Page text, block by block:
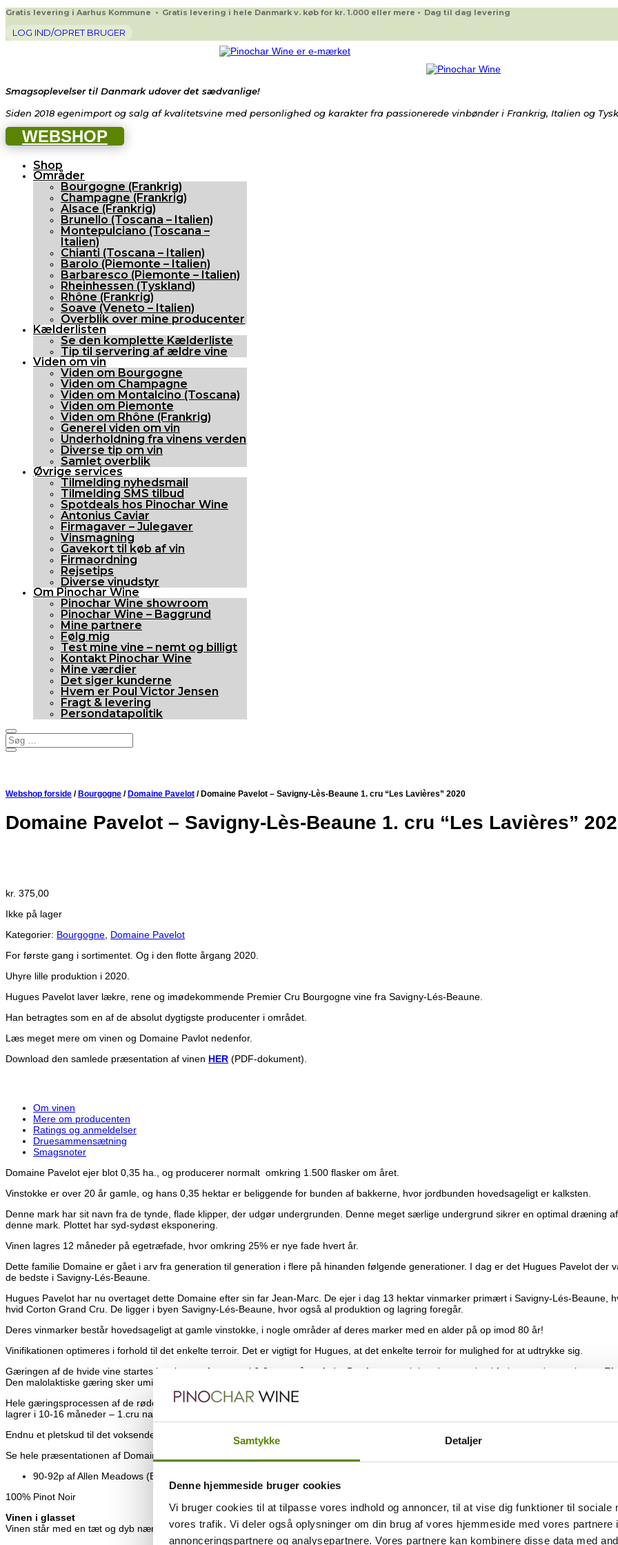
Samtykke Detaljer
Denne hjemmeside bruger cookies
Vi bruger cookies til at tilpasse vores indhold og annoncer, til at vise dig funktioner til sociale
vores trafik. Vi deler også oplysninger om din brug af vores hjemmeside med vores partnere
annonceringspartnere og analysepartnere. Vores partnere kan kombinere disse data med
Gratis levering i Aarhus Kommune • Gratis levering i hele Danmark v. køb for kr. 1.000 eller mere • Dag til dag levering
LOG IND/OPRET BRUGER
Smagsoplevelser til Danmark udover det sædvanlige!
Siden 2018 egenimport og salg af kvalitetsvine med personlighed og karakter fra passionerede vinbønder i Frankrig, Italien og
WEBSHOP
Shop
Områder
Bourgogne (Frankrig)
Champagne (Frankrig)
Alsace (Frankrig)
Brunello (Toscana – Italien)
Montepulciano (Toscana –
Italien)
Chianti (Toscana – Italien)
Barolo (Piemonte – Italien)
Barbaresco (Piemonte – Italien)
Rheinhessen (Tyskland)
Rhône (Frankrig)
Soave (Veneto – Italien)
Overblik over mine producenter
Kælderlisten
Se den komplette Kælderliste
Tip til servering af ældre vine
Viden om vin
Viden om Bourgogne
Viden om Champagne
Viden om Montalcino (Toscana)
Viden om Piemonte
Viden om Rhône (Frankrig)
Generel viden om vin
Underholdning fra vinens verden
Diverse tip om vin
Samlet overblik
Øvrige services
Tilmelding nyhedsmail
Tilmelding SMS tilbud
Spotdeals hos Pinochar Wine
Antonius Caviar
Firmagaver – Julegaver
Vinsmagning
Gavekort til køb af vin
Firmaordning
Rejsetips
Diverse vinudstyr
Om Pinochar Wine
Pinochar Wine showroom
Pinochar Wine – Baggrund
Mine partnere
Følg mig
Test mine vine – nemt og billigt
Kontakt Pinochar Wine
Mine værdier
Det siger kunderne
Hvem er Poul Victor Jensen
Fragt & levering
Persondatapolitik
Webshop forside / Bourgogne / Domaine Pavelot / Domaine Pavelot – Savigny-Lès-Beaune 1. cru “Les Lavières” 2020
Domaine Pavelot – Savigny-Lès-Beaune 1. cru “Les Lavières”
kr. 375,00
Ikke på lager
Kategorier: Bourgogne Domaine Pavelot
For første gang i sortimentet. Og i den flotte årgang 2020.
Uhyre lille produktion i 2020.
Hugues Pavelot laver lækre, rene og imødekommende Premier Cru Bourgogne vine fra Savigny-Lés-Beaune.
Han betragtes som en af de absolut dygtigste producenter i området.
Læs meget mere om vinen og Domaine Pavlot nedenfor.
Download den samlede præsentation af vinen HER (PDF-dokument).
Om vinen
Mere om producenten
Ratings og anmeldelser
Druesammensætning
Smagsnoter
Domaine Pavelot ejer blot 0,35 ha., og producerer normalt omkring 1.500 flasker om året.
Vinstokke er over 20 år gamle, og hans 0,35 hektar er beliggende for bunden af ​​bakkerne, hvor jordbunden hovedsageligt er kalksten.
Denne mark har sit navn fra de tynde, flade klipper, der udgør undergrunden. Denne meget særlige undergrund sikrer en optimal dræning
denne mark. Plottet har syd-sydøst eksponering.
Vinen lagres 12 måneder på egetræfade, hvor omkring 25% er nye fade hvert år.
Dette familie Domaine er gået i arv fra generation til generation i flere på hinanden følgende generationer. I dag er det Hugues Pavelot
de bedste i Savigny-Lés-Beaune.
Hugues Pavelot har nu overtaget dette Domaine efter sin far Jean-Marc. De ejer i dag 13 hektar vinmarker primært i Savigny-Lés-Beaune,
hvid Corton Grand Cru. De ligger i byen Savigny-Lés-Beaune, hvor også al produktion og lagring foregår.
Deres vinmarker består hovedsageligt at gamle vinstokke, i nogle områder af deres marker med en alder på op imod 80 år!
Vinifikationen optimeres i forhold til det enkelte terroir. Det er vigtigt for Hugues, at det enkelte terroir for mulighed for at udtrykke sig.
Gæringen af de hvide vine startes i tank, men forsætter i 6-8 uger på træfade. Der foretages løbende omrøring i fadene under gæringen.
Den malolaktiske gæring sker umiddelbart efter endt gæring, og overstås forholdsvis hurtigt.
Hele gæringsprocessen af de røde vine sker på træfade og løber i 15-20 dage afhængig af mark. Alle de røde druer afstilkes 100%.
lagrer i 10-16 måneder – 1.cru naturligvis i længst tid.
Endnu et pletskud til det voksende kvalitetssortiment hos Pinochar Wine!
Se hele præsentationen af Domaine Pavelot
90-92p af Allen Meadows (Burghound) – April 2022
100% Pinot Noir
Vinen i glasset
Vinen står med en tæt og dyb nærmest mørklilla farve i glasset.